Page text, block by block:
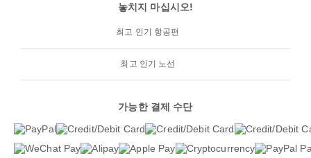
놓치지 마십시오!
최고 인기 항공편
최고 인기 노선
가능한 결제 수단